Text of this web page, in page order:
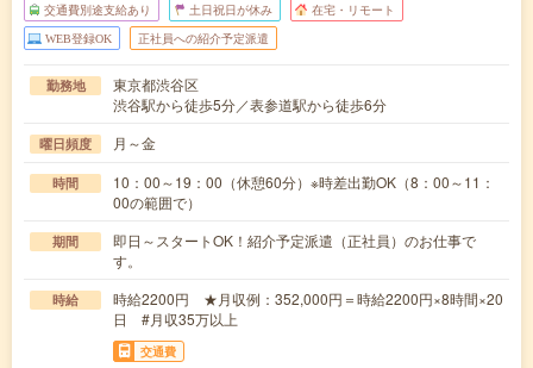
交通費別途支給あり 土日祝日が休み 在宅・リモート
WEB登録OK 正社員への紹介予定派遣
勤務地
東京都渋谷区
渋谷駅から徒歩5分／表参道駅から徒歩6分
曜日頻度 月～金
時間
10：00～19：00（休憩60分）※時差出勤OK（8：00～11：
00の範囲で）
期間
即日～スタートOK！紹介予定派遣（正社員）のお仕事で
す。
時給
時給2200円 ★月収例：352,000円＝時給2200円×8時間×20
日 #月収35万以上
交通費